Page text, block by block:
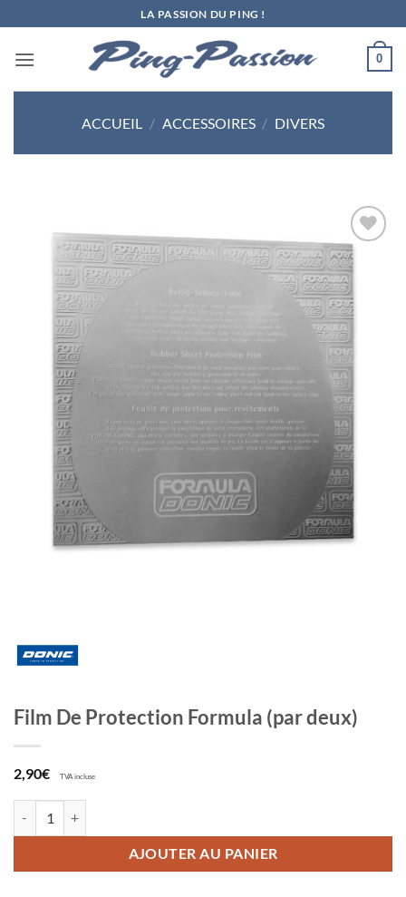
au
contenu
LA PASSION DU PING !
0
ACCUEIL / ACCESSOIRES / DIVERS
Ajouter
aux
souhaits
Film De Protection Formula (par deux)
2,90€ TVA incluse
AJOUTER AU PANIER